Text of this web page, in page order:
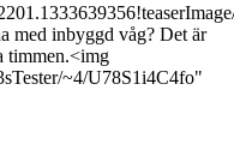
med inbyggd våg? Det är
timmen.<img
~4/U78S1i4C4fo"